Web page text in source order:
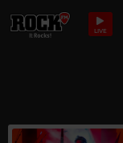
LIVE